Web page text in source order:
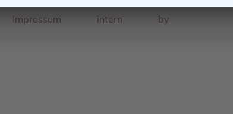
Impressum intern by